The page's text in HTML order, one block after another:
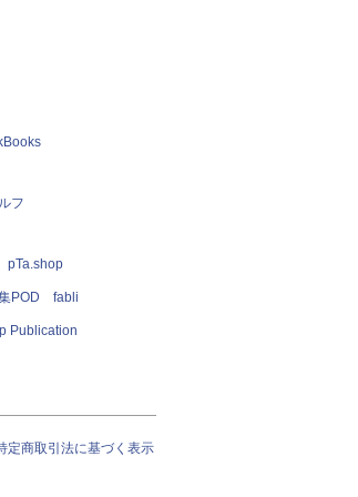
フ
pTa.shop
POD fabli
Publication
定商取引法に基づく表示